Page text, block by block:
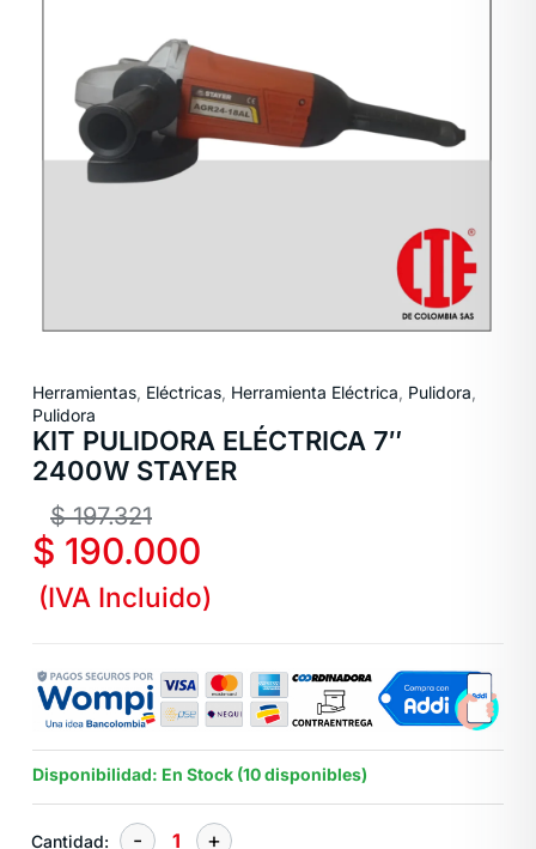
Herramientas, Eléctricas, Herramienta Eléctrica, Pulidora,
Pulidora
KIT PULIDORA ELÉCTRICA 7″
2400W STAYER
$197.321
$ 190.000
(IVA Incluido)
Disponibilidad: En Stock (10 disponibles)
Cantidad: